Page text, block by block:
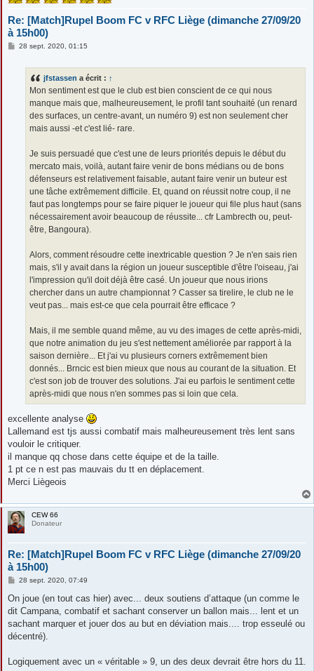
Re: [Match]Rupel Boom FC v RFC Liège (dimanche 27/09/20
à 15h00)
M28 sept. 2020, 01:15
jfstassen a écrit : ↑
Mon sentiment est que le club est bien conscient de ce qui nous
manque mais que, malheureusement, le profil tant souhaité (un renard
des surfaces, un centre-avant, un numéro 9) est non seulement cher
mais aussi -et c'est lié- rare.
Je suis persuadé que c'est une de leurs priorités depuis le début du
mercato mais, voilà, autant faire venir de bons médians ou de bons
défenseurs est relativement faisable, autant faire venir un buteur est
une tâche extrêmement difficile. Et, quand on réussit notre coup, il ne
faut pas longtemps pour se faire piquer le joueur qui file plus haut (sans
nécessairement avoir beaucoup de réussite... cfr Lambrecth ou, peut-
être, Bangoura).
Alors, comment résoudre cette inextricable question ? Je n'en sais rien
mais, s'il y avait dans la région un joueur susceptible d'être l'oiseau, j'ai
l'impression qu'il doit déjà être casé. Un joueur que nous irions
chercher dans un autre championnat ? Casser sa tirelire, le club ne le
veut pas... mais est-ce que cela pourrait être efficace ?
Mais, il me semble quand même, au vu des images de cette après-midi,
que notre animation du jeu s'est nettement améliorée par rapport à la
saison dernière... Et j'ai vu plusieurs corners extrêmement bien
donnés... Brncic est bien mieux que nous au courant de la situation. Et
c'est son job de trouver des solutions. J'ai eu parfois le sentiment cette
après-midi que nous n'en sommes pas si loin que cela.
excellente analyse
Lallemand est tjs aussi combatif mais malheureusement très lent sans
vouloir le critiquer.
il manque qq chose dans cette équipe et de la taille.
1 pt ce n est pas mauvais du tt en déplacement.
Merci Liègeois
CEW 66
Donateur
Re: [Match]Rupel Boom FC v RFC Liège (dimanche 27/09/20
à 15h00)
M
s
a
g
28 sept. 2020, 07:49
On joue (en tout cas hier) avec... deux soutiens d’attaque (un comme le
dit Campana, combatif et sachant conserver un ballon mais... lent et un
sachant marquer et jouer dos au but en déviation mais.... trop esseulé ou
décentré).
Logiquement avec un « véritable » 9, un des deux devrait être hors du 11.